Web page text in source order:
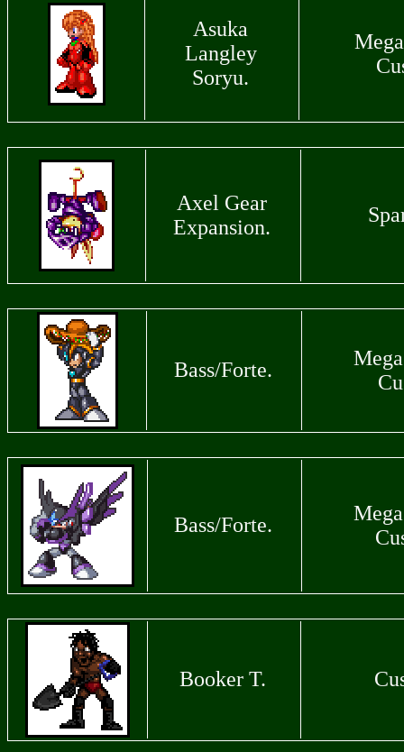
Asuka
Langley
Soryu.
Axel Gear
Expansion.
Bass/Forte.
Bass/Forte.
Booker T.